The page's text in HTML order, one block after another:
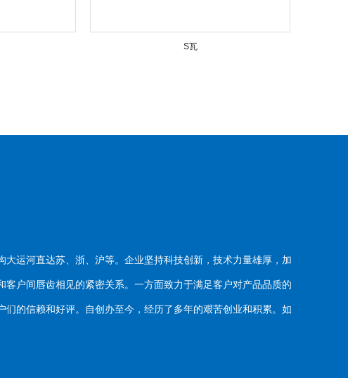
S瓦
运河直达苏、浙、沪等。企业坚持科技创新，技术力量雄厚，加
间唇齿相见的紧密关系。一方面致力于满足客户对产品品质的
信赖和好评。自创办至今，经历了多年的艰苦创业和积累。如